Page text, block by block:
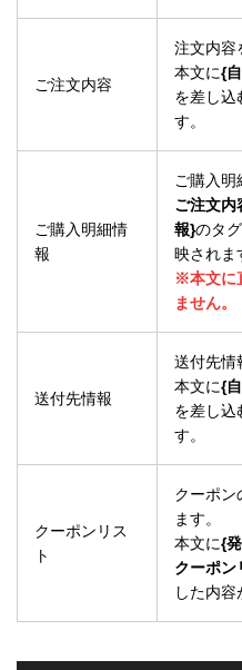
ご注文内容
注文内容
本文に{
を差し込
す。
ご購入明細情
報
ご購入明
ご注文内
報}のタ
映されま
※本文に
ません。
送付先情報
送付先情
本文に{
を差し込
す。
クーポンリス
ト
クーポン
ます。
本文に{
クーポン
した内容